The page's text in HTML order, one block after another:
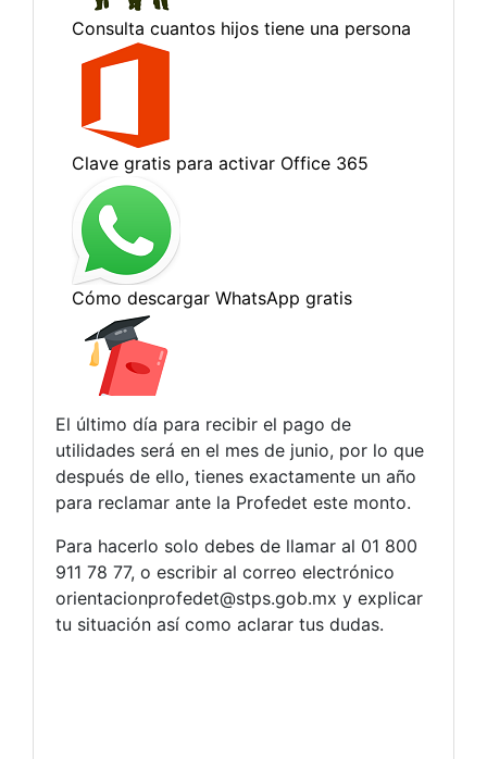
El último día para recibir el pago de
utilidades será en el mes de junio, por lo que
después de ello, tienes exactamente un año
para reclamar ante la Profedet este monto.
Para hacerlo solo debes de llamar al 01 800
911 78 77, o escribir al correo electrónico
orientacionprofedet@stps.gob.mx y explicar
tu situación así como aclarar tus dudas.